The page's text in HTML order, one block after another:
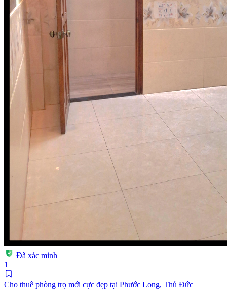
Đã xác minh
1
Cho thuê phòng trọ mới cực đẹp tại Phước Long, Thủ Đức